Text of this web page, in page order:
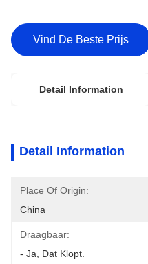
Vind De Beste Prijs
Detail Information
Detail Information
Place Of Origin:
China
Draagbaar:
- Ja, Dat Klopt.